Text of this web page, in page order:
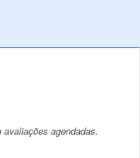
agendadas.